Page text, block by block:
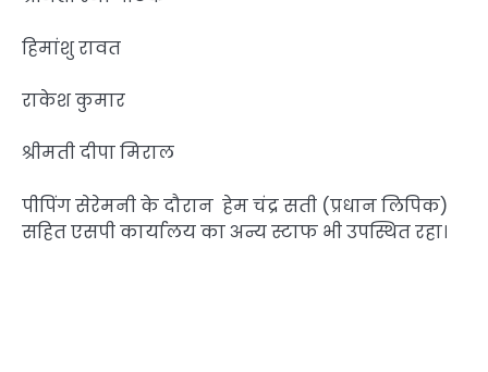
हिमांशु रावत
राकेश कुमार
श्रीमती दीपा मिराल
पीपिंग सेरेमनी के दौरान हेम चंद्र सती (प्रधान लिपिक)
सहित एसपी कार्यालय का अन्य स्टाफ भी उपस्थित रहा।